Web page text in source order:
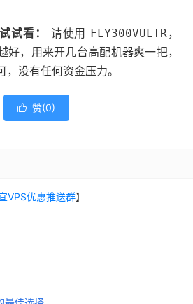
试看： 请使用 FLY300VULTR，
好，用来开几台高配机器爽一把，
，没有任何资金压力。
 赞(0)
VPS优惠推送群】